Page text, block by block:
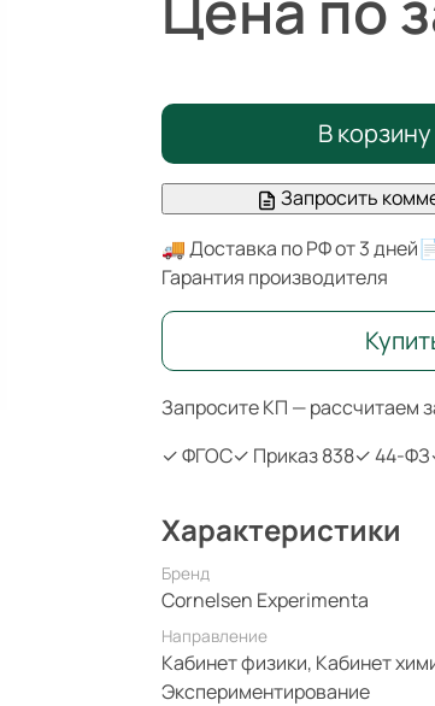
Запросите КП — рассчитаем
✓ ФГОС✓ Приказ 838✓ 44-ФЗ
В корзину
Запросить
🚚 Доставка по РФ от 3 дней
Гарантия производителя
Характеристики
Бренд
Cornelsen Experimenta
Направление
Кабинет физики, Кабинет
Экспериментирование